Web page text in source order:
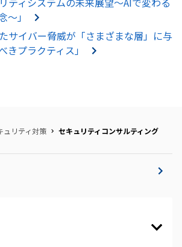
～」
サイバー脅威が「さまざまな層」に与
きプラクティス」
ュリティ対策 セキュリティコンサルティング